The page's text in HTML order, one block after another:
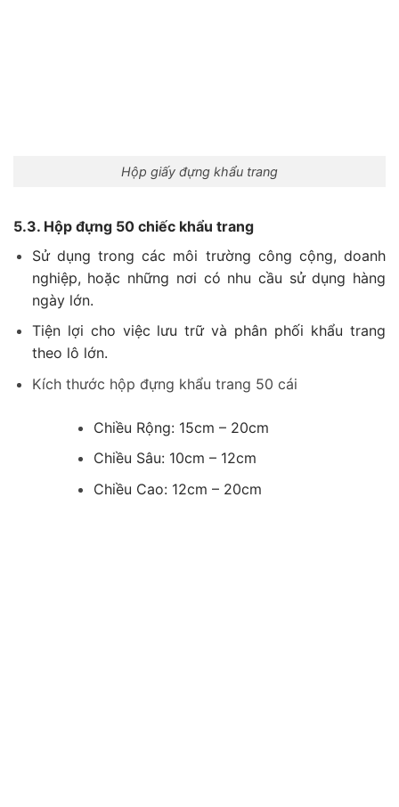
Hộp giấy đựng khẩu trang
5.3. Hộp đựng 50 chiếc khẩu trang
Sử dụng trong các môi trường công cộng, doanh
nghiệp, hoặc những nơi có nhu cầu sử dụng hàng
ngày lớn.
Tiện lợi cho việc lưu trữ và phân phối khẩu trang
theo lô lớn.
Kích thước hộp đựng khẩu trang 50 cái
Chiều Rộng: 15cm – 20cm
Chiều Sâu: 10cm – 12cm
Chiều Cao: 12cm – 20cm